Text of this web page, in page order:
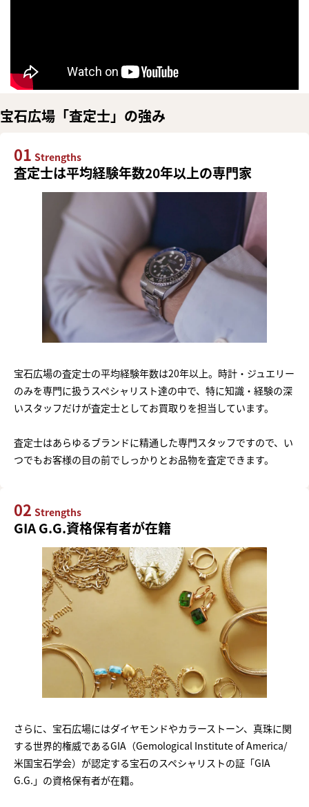
宝石広場「査定士」の強み
01 Strengths
査定士は平均経験年数20年以上の専門家
宝石広場の査定士の平均経験年数は20年以上。時計・ジュエリー
のみを専門に扱うスペシャリスト達の中で、特に知識・経験の深
いスタッフだけが査定士としてお買取りを担当しています。
査定士はあらゆるブランドに精通した専門スタッフですので、い
つでもお客様の目の前でしっかりとお品物を査定できます。
02 Strengths
GIA G.G.資格保有者が在籍
さらに、宝石広場にはダイヤモンドやカラーストーン、真珠に関
する世界的権威であるGIA（Gemological Institute of America/
米国宝石学会）が認定する宝石のスペシャリストの証「GIA
G.G.」の資格保有者が在籍。